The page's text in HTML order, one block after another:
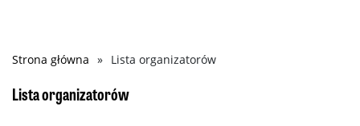
Ścieżka
nawigacyjna
Strona główna Lista organizatorów
Lista organizatorów